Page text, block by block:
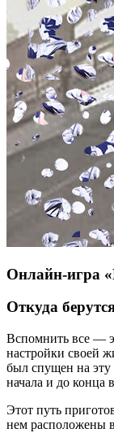
Онлайн-игра
Откуда
Вспомнить все —
настройки своей
был спущен на
начала и до конца
Этот путь
нем расположены